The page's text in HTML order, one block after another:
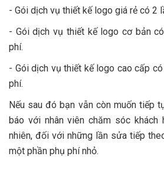
- Gói dịch vụ thiết kế logo giá rẻ có 2
- Gói dịch vụ thiết kế logo cơ bản
phí.
- Gói dịch vụ thiết kế logo cao cấp
phí.
Nếu sau đó bạn vẫn còn muốn tiếp
báo với nhân viên chăm sóc khách
nhiên, đối với những lần sửa tiếp
một phần phụ phí nhỏ.